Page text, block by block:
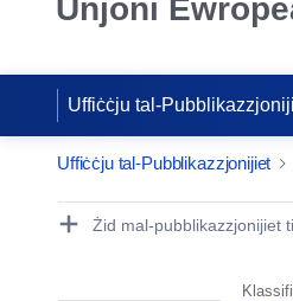
Unjoni
Uffiċċju tal-
Uffiċċju tal-Pubblikazzjonijiet
Publication Detail
Żid mal-pubblikazzjonijiet